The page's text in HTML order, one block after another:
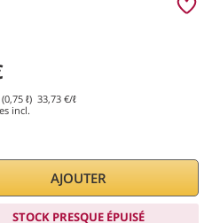
ℓ) 33,73 €/ℓ
incl.
AJOUTER
STOCK PRESQUE ÉPUISÉ